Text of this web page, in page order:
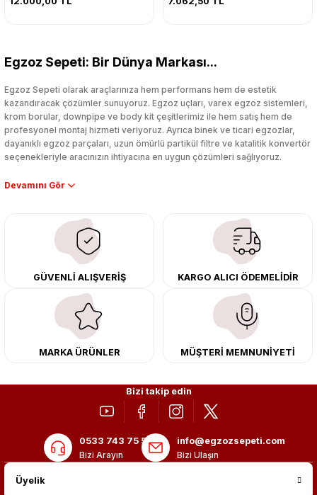
Egzoz Sepeti: Bir Dünya Markası...
Egzoz Sepeti olarak araçlarınıza hem performans hem de estetik
kazandıracak çözümler sunuyoruz. Egzoz uçları, varex egzoz sistemleri,
krom borular, downpipe ve body kit çeşitlerimiz ile hem satış hem de
profesyonel montaj hizmeti veriyoruz. Ayrıca binek ve ticari egzozlar,
dayanıklı egzoz parçaları, uzun ömürlü partikül filtre ve katalitik konvertör
seçenekleriyle aracınızın ihtiyacına en uygun çözümleri sağlıyoruz.
Performans artışı isteyen sürücüler için özel performans egzozları ve
çıkma orijinal ürünler ile yenileyebilir, body kit uygulamalarıyla aracınızın
tasarımını ve aerodinamisini üst seviyeye taşıyabilirsiniz.
Tüm ürünlerimiz orijinal, dayanıklı ve uzun ömürlüdür. İstanbul’daki montaj
merkezimizde profesyonel montaj yapıyor, Türkiye’nin her yerine güvenli
kargo ile teslimat gerçekleştiriyoruz. Aracınıza değer katmak için doğru
adres: Egzoz Sepeti.
GÜVENLİ ALIŞVERİŞ KARGO ALICI ÖDEMELİDİR
MARKA ÜRÜNLER MÜŞTERİ MEMNUNİYETİ
Bizi takip edin
0533 743 75 56
Bizi Arayın
info@egzozsepeti.com
Bizi Ulaşın
Üyelik